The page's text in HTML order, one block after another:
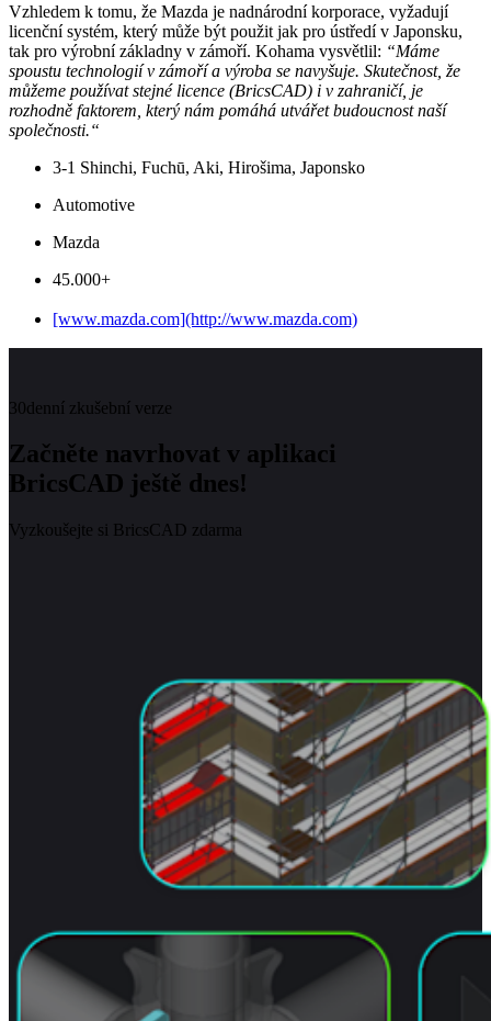
Vzhledem k tomu, že Mazda je nadnárodní korporace, vyžadují
licenční systém, který může být použit jak pro ústředí v Japonsku,
tak pro výrobní základny v zámoří. Kohama vysvětlil: “Máme
spoustu technologií v zámoří a výroba se navyšuje. Skutečnost, že
můžeme používat stejné licence (BricsCAD) i v zahraničí, je
rozhodně faktorem, který nám pomáhá utvářet budoucnost naší
společnosti.“
3-1 Shinchi, Fuchū, Aki, Hirošima, Japonsko
Automotive
Mazda
45.000+
[www.mazda.com](http://www.mazda.com)
30denní zkušební verze
Začněte navrhovat v aplikaci
BricsCAD ještě dnes!
Vyzkoušejte si BricsCAD zdarma